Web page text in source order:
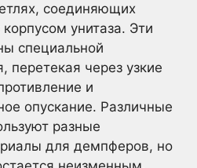
соединяющих
унитаза. Эти
специальной
перетекая через узкие
и
опускание. Различные
разные
для демпферов, но